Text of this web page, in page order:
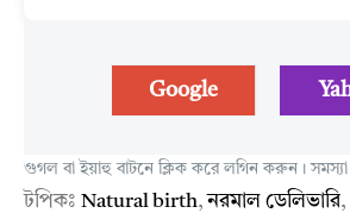
Google
গুগল বা ইয়াহু বাটনে ক্লিক করে লগিন করুন।
টপিকঃ Natural birth,নরমাল ডেলিভারি,